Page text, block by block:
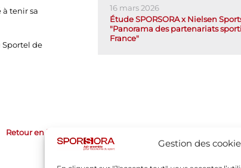
Gestion des
tenir sa
de
Retour en haut
16 mars 2026
Étude SPORSORA x Nielsen
"Panorama des partenariats
France"